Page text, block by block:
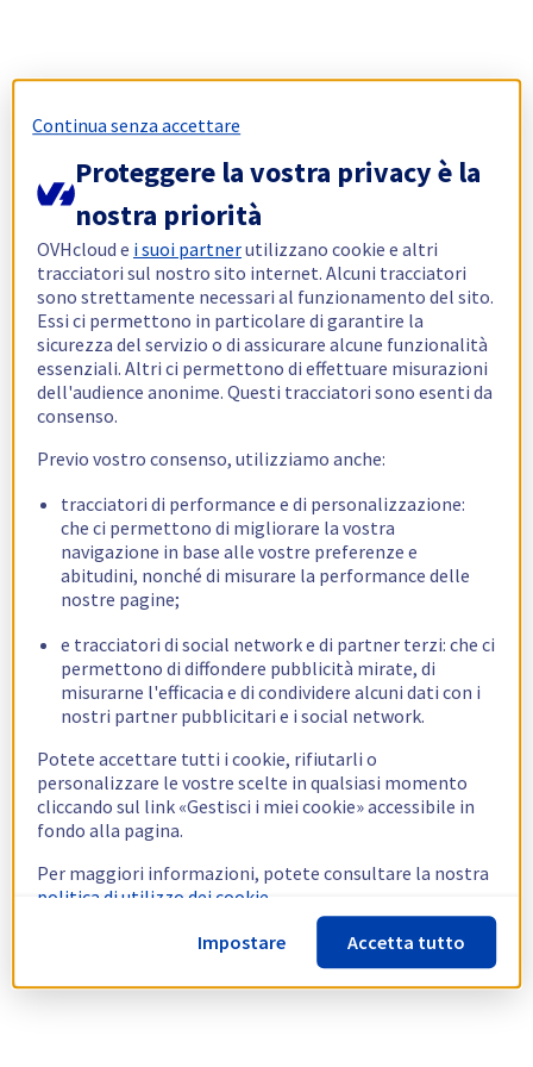
Continua senza accettare
Proteggere la vostra privacy è la
nostra priorità
OVHcloud e i suoi partnerutilizzano cookie e altri
tracciatori sul nostro sito internet. Alcuni tracciatori
sono strettamente necessari al funzionamento del sito.
Essi ci permettono in particolare di garantire la
sicurezza del servizio o di assicurare alcune funzionalità
essenziali. Altri ci permettono di effettuare misurazioni
dell'audience anonime. Questi tracciatori sono esenti da
consenso.
Previo vostro consenso, utilizziamo anche:
tracciatori di performance e di personalizzazione:
che ci permettono di migliorare la vostra
navigazione in base alle vostre preferenze e
abitudini, nonché di misurare la performance delle
nostre pagine;
e tracciatori di social network e di partner terzi: che ci
permettono di diffondere pubblicità mirate, di
misurarne l'efficacia e di condividere alcuni dati con i
nostri partner pubblicitari e i social network.
Potete accettare tutti i cookie, rifiutarli o
personalizzare le vostre scelte in qualsiasi momento
cliccando sul link «Gestisci i miei cookie» accessibile in
fondo alla pagina.
Per maggiori informazioni, potete consultare la nostra
politica di utilizzo dei cookie.
Impostare
Accetta tutto